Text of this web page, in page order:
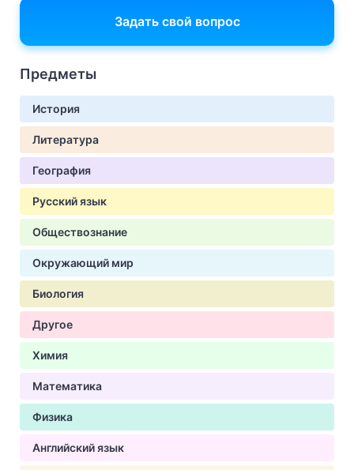
Задать свой вопрос
Предметы
История
Литература
География
Русский язык
Обществознание
Окружающий мир
Биология
Другое
Химия
Математика
Физика
Английский язык